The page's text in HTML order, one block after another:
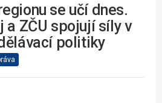
se učí dnes.
a ZČU spojují síly v
politiky